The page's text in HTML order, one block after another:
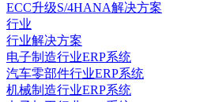
ECC升级S/4HANA解决方案
行业
行业解决方案
电子制造行业ERP系统
汽车零部件行业ERP系统
机械制造行业ERP系统